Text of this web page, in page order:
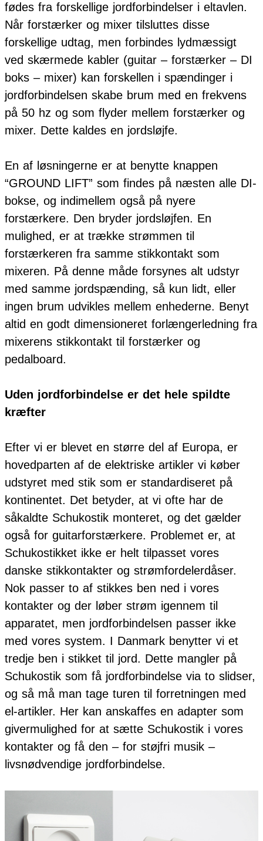
fødes fra forskellige jordforbindelser i eltavlen.
Når forstærker og mixer tilsluttes disse
forskellige udtag, men forbindes lydmæssigt
ved skærmede kabler (guitar – forstærker – DI
boks – mixer) kan forskellen i spændinger i
jordforbindelsen skabe brum med en frekvens
på 50 hz og som flyder mellem forstærker og
mixer. Dette kaldes en jordsløjfe.
En af løsningerne er at benytte knappen
“GROUND LIFT” som findes på næsten alle DI-
bokse, og indimellem også på nyere
forstærkere. Den bryder jordsløjfen. En
mulighed, er at trække strømmen til
forstærkeren fra samme stikkontakt som
mixeren. På denne måde forsynes alt udstyr
med samme jordspænding, så kun lidt, eller
ingen brum udvikles mellem enhederne. Benyt
altid en godt dimensioneret forlængerledning fra
mixerens stikkontakt til forstærker og
pedalboard.
Uden jordforbindelse er det hele spildte
kræfter
Efter vi er blevet en større del af Europa, er
hovedparten af de elektriske artikler vi køber
udstyret med stik som er standardiseret på
kontinentet. Det betyder, at vi ofte har de
såkaldte Schukostik monteret, og det gælder
også for guitarforstærkere. Problemet er, at
Schukostikket ikke er helt tilpasset vores
danske stikkontakter og strømfordelerdåser.
Nok passer to af stikkes ben ned i vores
kontakter og der løber strøm igennem til
apparatet, men jordforbindelsen passer ikke
med vores system. I Danmark benytter vi et
tredje ben i stikket til jord. Dette mangler på
Schukostik som få jordforbindelse via to slidser,
og så må man tage turen til forretningen med
el-artikler. Her kan anskaffes en adapter som
givermulighed for at sætte Schukostik i vores
kontakter og få den – for støjfri musik –
livsnødvendige jordforbindelse.